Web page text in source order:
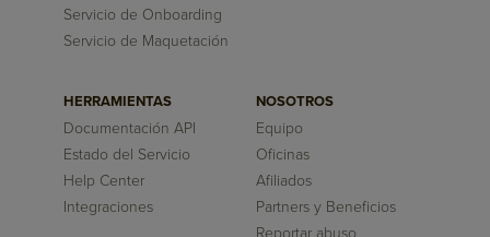
Servicio de Onboarding
Servicio de Maquetación
HERRAMIENTAS
Documentación API
Estado del Servicio
Help Center
Integraciones
NOSOTROS
Equipo
Oficinas
Afiliados
Partners y Beneficios